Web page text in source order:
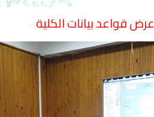
عرض قواعد بيانات الكلية